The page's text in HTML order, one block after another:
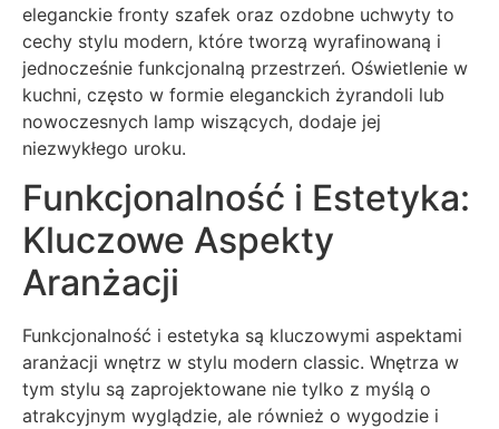
eleganckie fronty szafek oraz ozdobne uchwyty to
cechy stylu modern, które tworzą wyrafinowaną i
jednocześnie funkcjonalną przestrzeń. Oświetlenie w
kuchni, często w formie eleganckich żyrandoli lub
nowoczesnych lamp wiszących, dodaje jej
niezwykłego uroku.
Funkcjonalność i Estetyka:
Kluczowe Aspekty
Aranżacji
Funkcjonalność i estetyka są kluczowymi aspektami
aranżacji wnętrz w stylu modern classic. Wnętrza w
tym stylu są zaprojektowane nie tylko z myślą o
atrakcyjnym wyglądzie, ale również o wygodzie i